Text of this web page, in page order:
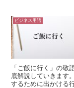
ビジネス用語
「ご飯に行く」の敬
底解説していきます
するために出かける